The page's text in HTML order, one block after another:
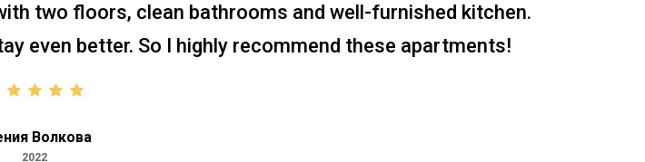
two floors, clean bathrooms and well-furnished kitchen.
even better. So I highly recommend these apartments!
Волкова
2022